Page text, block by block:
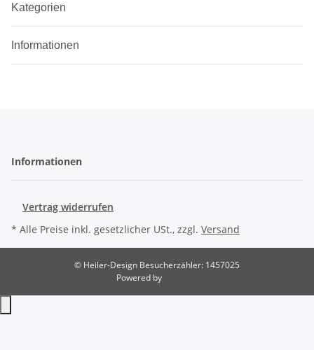
Kategorien
Informationen
Informationen
Vertrag widerrufen
* Alle Preise inkl. gesetzlicher USt., zzgl. Versand
© Heiler-Design Besucherzähler: 1457025
Powered by